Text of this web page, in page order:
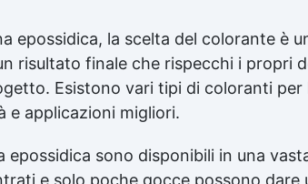
epossidica, la scelta del colorante è
risultato finale che rispecchi i propri
Esistono vari tipi di coloranti per
e applicazioni migliori.
epossidica sono disponibili in una
e solo poche gocce possono dare